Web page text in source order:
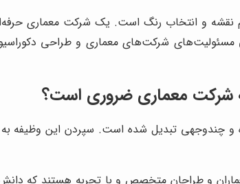
و انتخاب رنگ است. یک شرکت معماری
مسئولیت‌های شرکت‌های معماری و طراحی
شرکت معماری ضروری است؟
چندوجهی تبدیل شده است. سپردن این وظیفه
و طراحان متخصص و با تجربه هستند که دانش و